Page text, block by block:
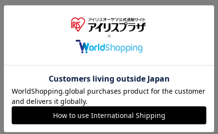
底面にはゴム足（底鋲）があり、設置面の汚れ擦れを防止し
※当商品はお取り寄せ品の為、在庫の確認及び商品のお届け
までお時間を頂く場合がございます。
また、商品がメーカーにて完売となっていた場合、キャンセ
ル又は注文内容の変更をお願いいたしております。
予めご了承くださいますようお願いいたします。
商品はアイリスプラザがセレクトしたオススメ商品です。
商品情報